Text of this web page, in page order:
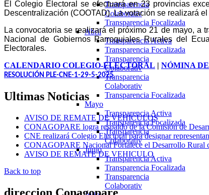
Transparencia
Colaborativ
Transparencia Focalizada
Abril
Transparencia Activa
Transparencia Focalizada
Transparencia
Colaborativ
Transparencia
Colaborativ
Transparencia Focalizada
Mayo
Transparencia Activa
Transparencia Focalizada
Transparencia
Colaborativ
Junio
Transparencia Activa
Transparencia Focalizada
Transparencia
Colaborativ
El Colegio Electoral se efectuará en 23 provincias
Descentralización (COOTAD). La votación se realizará
La convocatoria se realizará el próximo 21 de mayo, a
Nacional de Gobiernos Parroquiales Rurales del
Electorales.
CALENDARIO COLEGIO-ELECTORAL | NÓMINA
RESOLUCIÓN PLE-CNE-1-29-5-2025
Ultimas Noticias
AVISO DE REMATE DE VEHICULOS
CONAGOPARE logra respaldo de la Comisión de
CNE realizará Colegio Electoral para designar
CONAGOPARE Nacional Fortalece el Desarrollo Rural
AVISO DE REMATE DE VEHICULO
Back to top